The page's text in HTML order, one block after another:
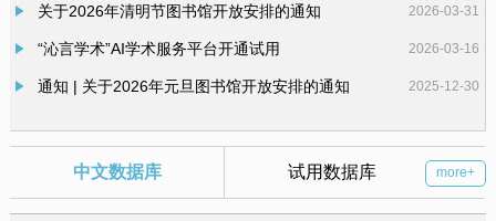
关于2026年清明节图书馆开放安排的通知 2026-03-31
“沁言学术”AI学术服务平台开通试用 2026-03-16
通知 | 关于2026年元旦图书馆开放安排的通知 2025-12-30
图书馆成功举办“书海拾贝·智取秘籍” 信息素养教育活动 2025-11-19
more+
中文数据库 试用数据库